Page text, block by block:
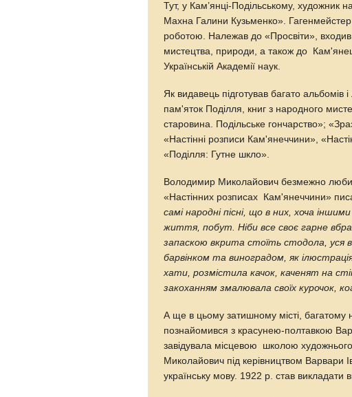
Тут, у Кам’янці-Подільському, художник
Махна Галини Кузьменко».
роботою. Належав до «Просвіти»,
мистецтва, природи, а також до
Українській Академії наук.
Як видавець підготував багато альбомів
пам'яток Поділля, книг з народного
старовина. Подільське гончарство»;
«Настінні розписи Кам'янеччини»,
«Поділля: Гутне шкло».
Володимир Миколайович безмежно
«Настінних розписах Кам'янеччини»
самі народні пісні, що в них, хоча
життя, побут. Ніби все своє гарне
запаскою вкрита стоїть стодола, уся
барвінком та виноградом, як
хати, розмістила качок, каченят на
закоханням змалювала своїх курочок,
А ще в цьому затишному місті, багатому
познайомився з красунею-полтавкою
завідувала місцевою школою
Миколайович під керівництвом Варвари
українську мову. 1922 р. став викладати